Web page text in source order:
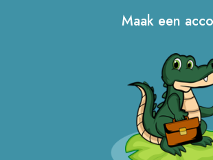
Maak een